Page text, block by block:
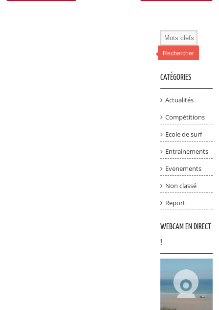
Rechercher
CATÉGORIES
Actualités
Compétitions
Ecole de surf
Entrainements
Evenements
Non classé
Report
WEBCAM EN DIRECT
!